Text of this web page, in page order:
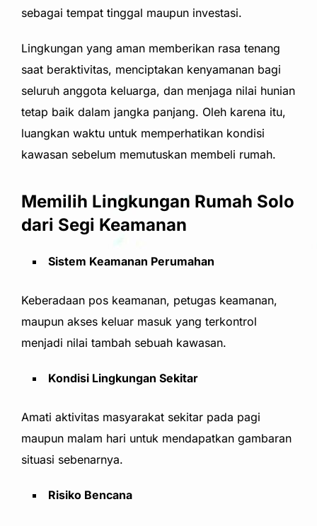
sebagai tempat tinggal maupun investasi.
Lingkungan yang aman memberikan rasa tenang
saat beraktivitas, menciptakan kenyamanan bagi
seluruh anggota keluarga, dan menjaga nilai hunian
tetap baik dalam jangka panjang. Oleh karena itu,
luangkan waktu untuk memperhatikan kondisi
kawasan sebelum memutuskan membeli rumah.
Memilih Lingkungan Rumah Solo
dari Segi Keamanan
Sistem Keamanan Perumahan
Keberadaan pos keamanan, petugas keamanan,
maupun akses keluar masuk yang terkontrol
menjadi nilai tambah sebuah kawasan.
Kondisi Lingkungan Sekitar
Amati aktivitas masyarakat sekitar pada pagi
maupun malam hari untuk mendapatkan gambaran
situasi sebenarnya.
Risiko Bencana